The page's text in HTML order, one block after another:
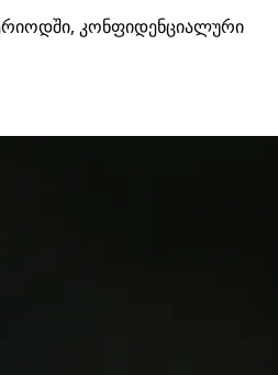
კონფიდენციალური